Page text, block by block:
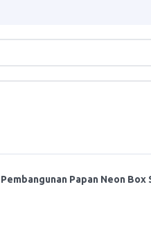
Pembangunan Papan Neon